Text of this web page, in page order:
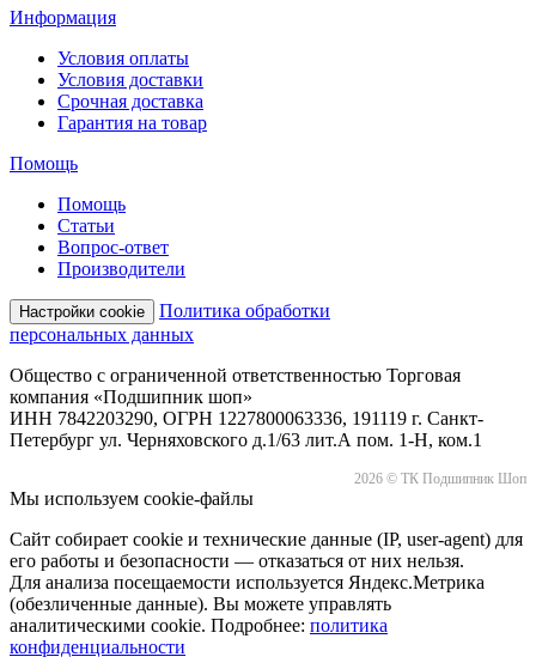
Информация
Условия оплаты
Условия доставки
Срочная доставка
Гарантия на товар
Помощь
Помощь
Статьи
Вопрос-ответ
Производители
Настройки cookie
Политика обработки
персональных данных
Общество с ограниченной ответственностью Торговая
компания «Подшипник шоп»
ИНН 7842203290, ОГРН 1227800063336, 191119 г. Санкт-
Петербург ул. Черняховского д.1/63 лит.А пом. 1-Н, ком.1
2026 © ТК Подшипник Шоп
Мы используем cookie-файлы
Сайт собирает cookie и технические данные (IP, user-agent) для
его работы и безопасности — отказаться от них нельзя.
Для анализа посещаемости используется Яндекс.Метрика
(обезличенные данные). Вы можете управлять
аналитическими cookie. Подробнее: политика
конфиденциальности